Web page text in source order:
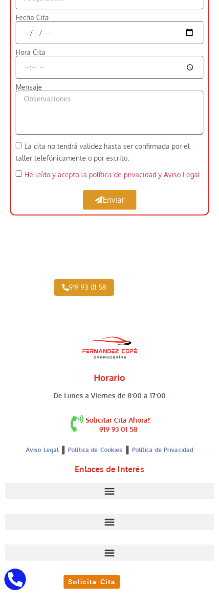
Fecha Cita
Hora Cita
Mensaje
La cita no tendrá validez hasta ser confirmada por el
taller telefónicamente o por escrito.
He leído y acepto la política de privacidad y Aviso Legal
Enviar
919 93 01 58
Solicita Cita
Horario
De Lunes a Viernes de 8:00 a 17:00
Solicitar Cita Ahora!!
919 93 01 58
Aviso Legal Política de Cookies Política de Privacidad
Enlaces de Interés